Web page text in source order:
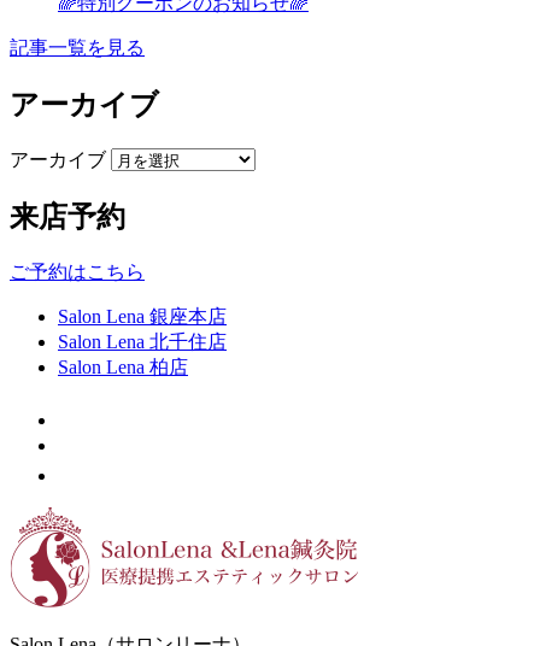
記事一覧を見る
アーカイブ
アーカイブ
来店予約
ご予約はこちら
Salon Lena 銀座本店
Salon Lena 北千住店
Salon Lena 柏店